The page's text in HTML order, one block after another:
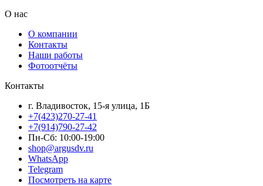
О нас
О компании
Контакты
Наши работы
Фотоотчёты
Контакты
г. Владивосток, 15-я улица, 1Б
+7(423)270-27-41
+7(914)790-27-42
Пн-Сб: 10:00-19:00
shop@argusdv.ru
WhatsApp
Telegram
Посмотреть на карте